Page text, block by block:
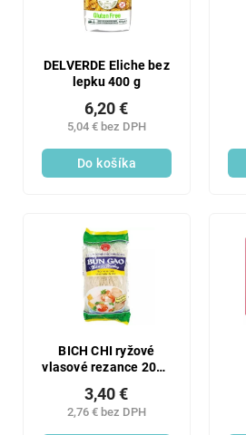
DELVERDE Eliche bez
lepku 400 g
5,04 € bez DPH
6,20 €
Do košíka
BICH CHI ryžové
vlasové rezance 200g
2,76 € bez DPH
3,40 €